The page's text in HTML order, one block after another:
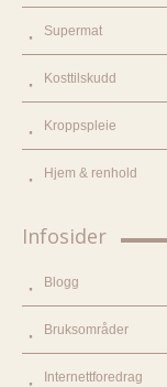
Supermat
Kosttilskudd
Kroppspleie
Hjem & renhold
Infosider
Blogg
Bruksområder
Internettforedrag